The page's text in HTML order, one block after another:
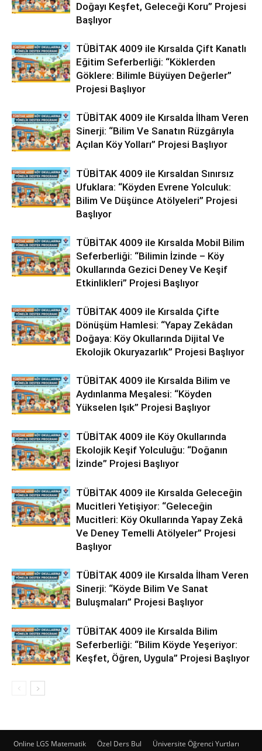
Doğayı Keşfet, Geleceği Koru” Projesi
Başlıyor
TÜBİTAK 4009 ile Kırsalda Çift Kanatlı
Eğitim Seferberliği: “Köklerden
Göklere: Bilimle Büyüyen Değerler”
Projesi Başlıyor
TÜBİTAK 4009 ile Kırsalda İlham Veren
Sinerji: “Bilim Ve Sanatın Rüzgârıyla
Açılan Köy Yolları” Projesi Başlıyor
TÜBİTAK 4009 ile Kırsaldan Sınırsız
Ufuklara: “Köyden Evrene Yolculuk:
Bilim Ve Düşünce Atölyeleri” Projesi
Başlıyor
TÜBİTAK 4009 ile Kırsalda Mobil Bilim
Seferberliği: “Bilimin İzinde – Köy
Okullarında Gezici Deney Ve Keşif
Etkinlikleri” Projesi Başlıyor
TÜBİTAK 4009 ile Kırsalda Çifte
Dönüşüm Hamlesi: “Yapay Zekâdan
Doğaya: Köy Okullarında Dijital Ve
Ekolojik Okuryazarlık” Projesi Başlıyor
TÜBİTAK 4009 ile Kırsalda Bilim ve
Aydınlanma Meşalesi: “Köyden
Yükselen Işık” Projesi Başlıyor
TÜBİTAK 4009 ile Köy Okullarında
Ekolojik Keşif Yolculuğu: “Doğanın
İzinde” Projesi Başlıyor
TÜBİTAK 4009 ile Kırsalda Geleceğin
Mucitleri Yetişiyor: “Geleceğin
Mucitleri: Köy Okullarında Yapay Zekâ
Ve Deney Temelli Atölyeler” Projesi
Başlıyor
TÜBİTAK 4009 ile Kırsalda İlham Veren
Sinerji: “Köyde Bilim Ve Sanat
Buluşmaları” Projesi Başlıyor
TÜBİTAK 4009 ile Kırsalda Bilim
Seferberliği: “Bilim Köyde Yeşeriyor:
Keşfet, Öğren, Uygula” Projesi Başlıyor
Online LGS Matematik Özel Ders Bul Üniversite Öğrenci Yurtları